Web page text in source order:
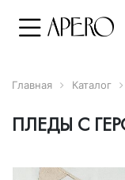
Главная Каталог
ПЛЕДЫ С